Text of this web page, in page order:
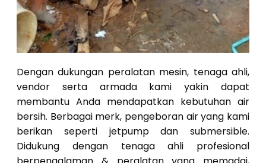
Dengan dukungan peralatan mesin, tenaga ahli,
vendor serta armada kami yakin dapat
membantu Anda mendapatkan kebutuhan air
bersih. Berbagai merk, pengeboran air yang kami
berikan seperti jetpump dan submersible.
Didukung dengan tenaga ahli profesional